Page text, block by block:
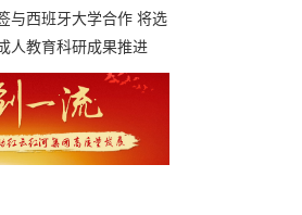
与西班牙大学合作 将选
人教育科研成果推进